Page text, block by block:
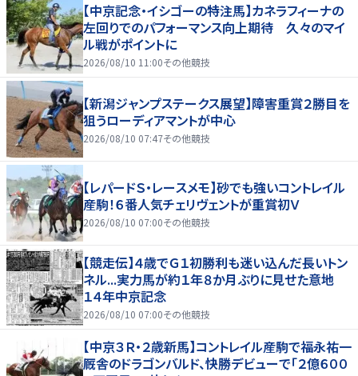
【中京記念・イシゴーの特注馬】カネラフィーナの
左回りでのパフォーマンス向上期待 久々のマイ
ル戦がポイントに
2026/08/10 11:00その他競技
【新潟ジャンプステークス展望】障害重賞２勝目を
狙うローディアマントが中心
2026/08/10 07:47その他競技
【レパードＳ・レースメモ】砂でも強いコントレイル
産駒！６番人気チェリヴェントが重賞初Ｖ
2026/08/10 07:00その他競技
【競走伝】４歳でＧ１初勝利も迷い込んだ長いトン
ネル...実力馬が約１年８か月ぶりに見せた意地
１４年中京記念
2026/08/10 07:00その他競技
【中京３Ｒ・２歳新馬】コントレイル産駒で福永祐一
厩舎のドラゴンバルド、快勝デビューで「２億６００